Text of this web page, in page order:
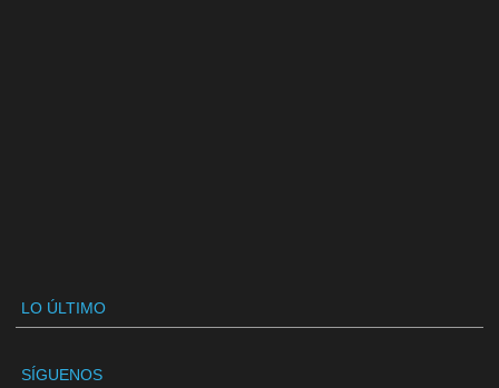
LO ÚLTIMO
SÍGUENOS